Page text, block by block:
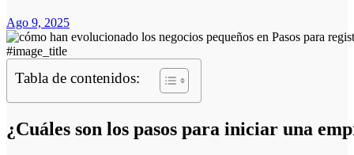
Ago 9, 2025
#image_title
Tabla de contenidos:
¿Cuáles son los pasos para iniciar una